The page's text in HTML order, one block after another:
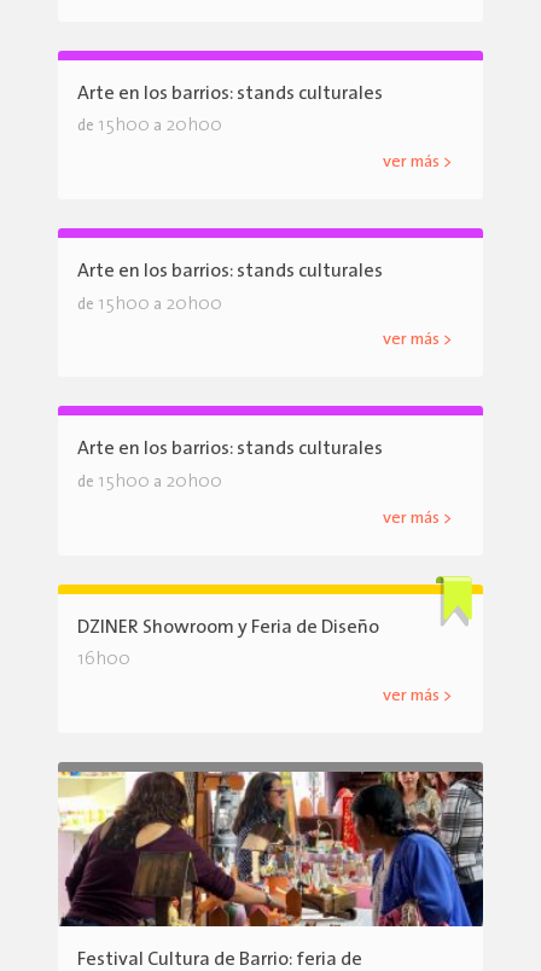
Arte en los barrios: stands culturales
de 15h00 a 20h00
ver más >
Arte en los barrios: stands culturales
de 15h00 a 20h00
ver más >
Arte en los barrios: stands culturales
de 15h00 a 20h00
ver más >
DZINER Showroom y Feria de Diseño
16h00
ver más >
Festival Cultura de Barrio: feria de